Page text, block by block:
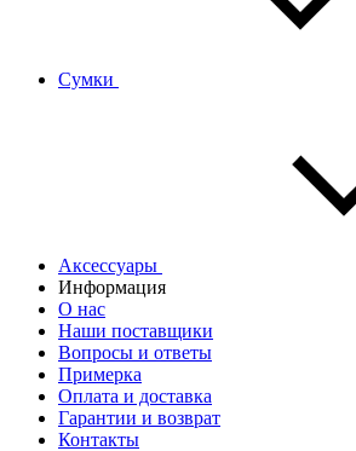
Сумки
Аксессуары
Информация
О нас
Наши поставщики
Вопросы и ответы
Примерка
Оплата и доставка
Гарантии и возврат
Контакты